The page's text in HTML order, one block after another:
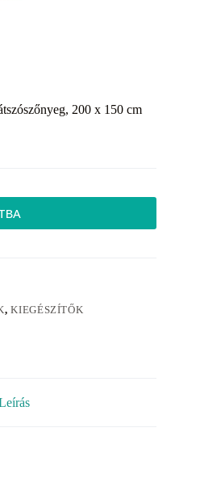
200 x 150 cm
,KIEGÉSZÍTŐK